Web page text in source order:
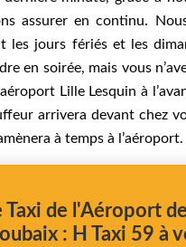
assurer en continu.
les jours fériés et les
en soirée, mais vous
Lille Lesquin à
arrivera devant chez
à temps à l’aéroport.
Taxi de l'Aéroport
: H Taxi 59 à